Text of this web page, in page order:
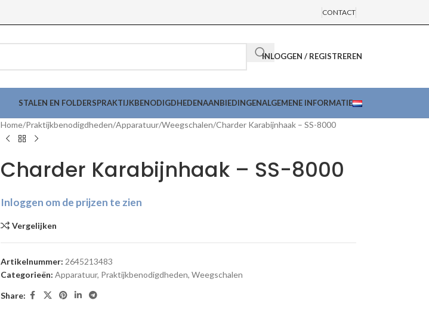
CONTACT
INLOGGEN / REGISTREREN
STALEN EN FOLDERSPRAKTIJKBENODIGDHEDENAANBIEDINGENALGEMENE INFORMATIE
Home Praktijkbenodigdheden Apparatuur Weegschalen Charder Karabijnhaak – SS-8000
Charder Karabijnhaak – SS-8000
Inloggen om de prijzen te zien
Vergelijken
Artikelnummer: 2645213483
Categorieën: Apparatuur, Praktijkbenodigdheden, Weegschalen
Share: